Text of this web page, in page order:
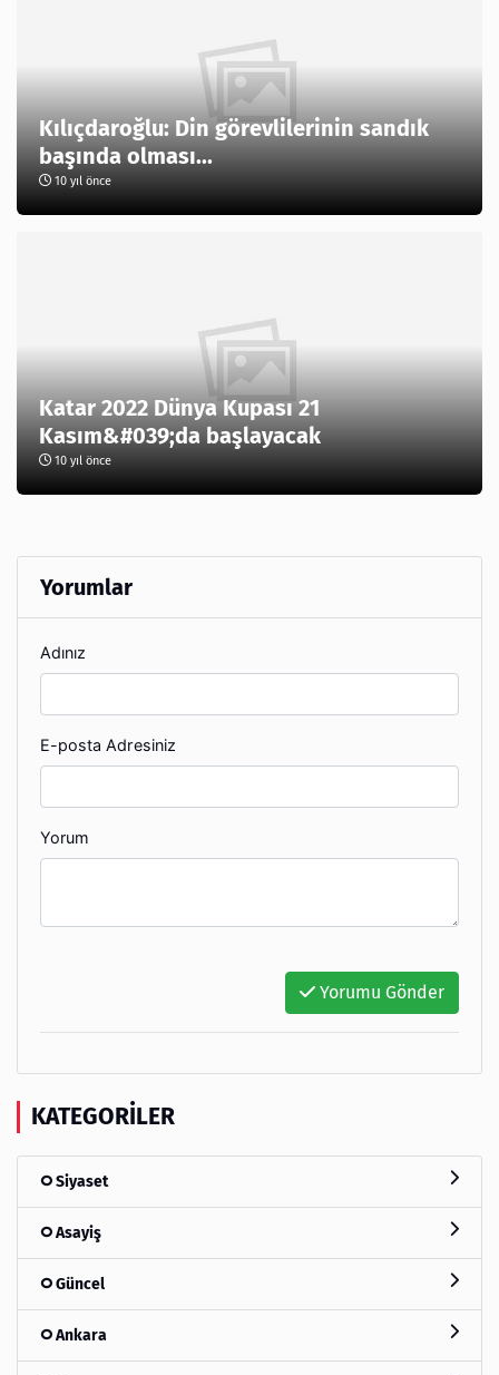
Kılıçdaroğlu: Din görevlilerinin sandık
başında olması...
10 yıl önce
Katar 2022 Dünya Kupası 21
Kasım&#039;da başlayacak
10 yıl önce
Yorumlar
Adınız
E-posta Adresiniz
Yorum
Yorumu Gönder
KATEGORILER
Siyaset
Asayiş
Güncel
Ankara